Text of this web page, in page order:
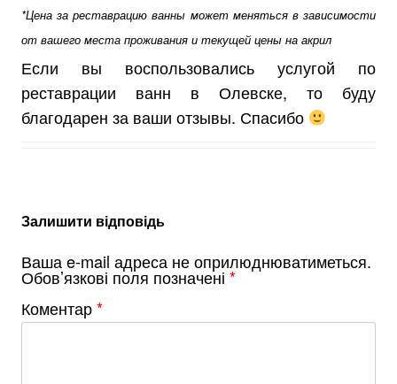
*Цена за реставрацию ванны может меняться в зависимости
от вашего места проживания и текущей цены на акрил
Если вы воспользовались услугой по
реставрации ванн в Олевске, то буду
благодарен за ваши отзывы. Спасибо
Залишити відповідь
Ваша e-mail адреса не оприлюднюватиметься.
Обов’язкові поля позначені *
Коментар*